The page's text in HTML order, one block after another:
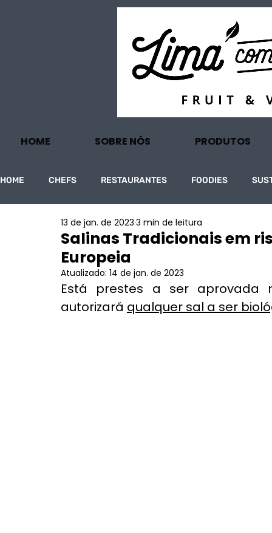
HOME SOBRE NÓS PRODUTOS
HOME CHEFS RESTAURANTES FOODIES
PROJECTOS TURISMO ECONOMIA
Salinas Tradicionais em
Europeia
13 de jan. de 2023 3 min de leitura
Atualizado: 14 de jan. de 2023
Está prestes a ser aprovada
autorizará qualquer sal a ser